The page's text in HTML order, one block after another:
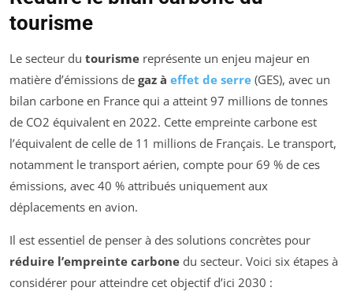
tourisme
Le secteur du tourisme représente un enjeu majeur en
matière d’émissions de gaz à effet de serre (GES), avec un
bilan carbone en France qui a atteint 97 millions de tonnes
de CO2 équivalent en 2022. Cette empreinte carbone est
l’équivalent de celle de 11 millions de Français. Le transport,
notamment le transport aérien, compte pour 69 % de ces
émissions, avec 40 % attribués uniquement aux
déplacements en avion.
Il est essentiel de penser à des solutions concrètes pour
réduire l’empreinte carbone du secteur. Voici six étapes à
considérer pour atteindre cet objectif d’ici 2030 :